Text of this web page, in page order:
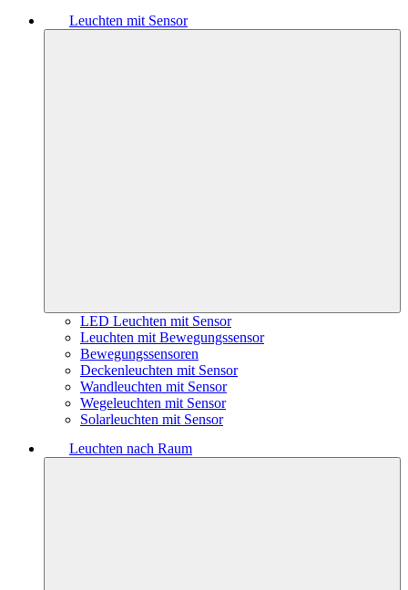
Leuchten mit Sensor
LED Leuchten mit Sensor
Leuchten mit Bewegungssensor
Bewegungssensoren
Deckenleuchten mit Sensor
Wandleuchten mit Sensor
Wegeleuchten mit Sensor
Solarleuchten mit Sensor
Leuchten nach Raum